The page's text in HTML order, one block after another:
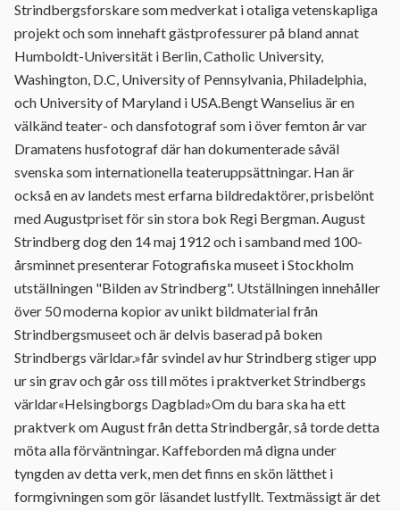
Strindbergsforskare som medverkat i otaliga vetenskapliga
projekt och som innehaft gästprofessurer på bland annat
Humboldt-Universität i Berlin, Catholic University,
Washington, D.C, University of Pennsylvania, Philadelphia,
och University of Maryland i USA.Bengt Wanselius är en
välkänd teater- och dansfotograf som i över femton år var
Dramatens husfotograf där han dokumenterade såväl
svenska som internationella teateruppsättningar. Han är
också en av landets mest erfarna bildredaktörer, prisbelönt
med Augustpriset för sin stora bok Regi Bergman. August
Strindberg dog den 14 maj 1912 och i samband med 100-
årsminnet presenterar Fotografiska museet i Stockholm
utställningen "Bilden av Strindberg". Utställningen innehåller
över 50 moderna kopior av unikt bildmaterial från
Strindbergsmuseet och är delvis baserad på boken
Strindbergs världar.»får svindel av hur Strindberg stiger upp
ur sin grav och går oss till mötes i praktverket Strindbergs
världar«Helsingborgs Dagblad»Om du bara ska ha ett
praktverk om August från detta Strindbergår, så torde detta
möta alla förväntningar. Kaffeborden må digna under
tyngden av detta verk, men det finns en skön lätthet i
formgivningen som gör läsandet lustfyllt. Textmässigt är det